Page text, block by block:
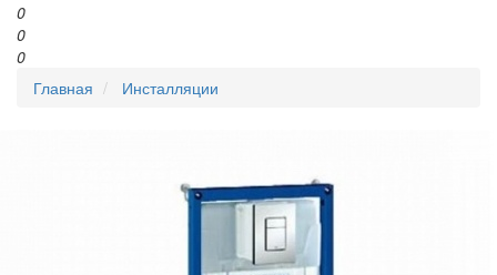
0
0
0
Главная
Инсталляции